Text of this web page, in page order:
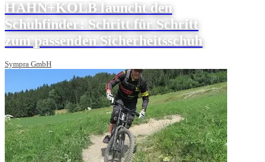
HAHN+KOLB launcht den
Schuhfinder: Schritt für Schritt
zum passenden Sicherheitsschuh
Sympra GmbH